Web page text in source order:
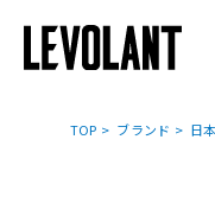
TOP ブランド 日本